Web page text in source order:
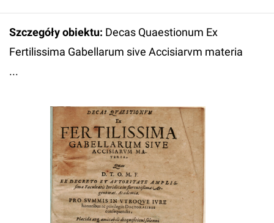
Szczegóły obiektu: Decas Quaestionum Ex
Fertilissima Gabellarum sive Accisiarvm materia
...